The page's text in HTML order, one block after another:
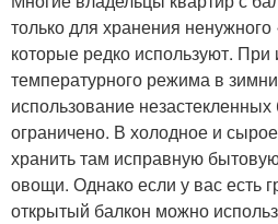
только для хранения
которые редко используют. При
температурного режима в
использование
ограничено. В холодное и
хранить там исправную
овощи. Однако если у вас есть
открытый балкон можно